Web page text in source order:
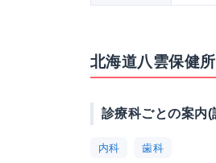
北海道八雲保健
診療科ごとの案内
内科 歯科